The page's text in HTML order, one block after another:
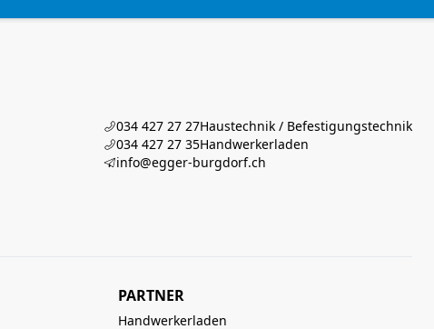
034 427 27 27Haustechnik / Befestigungstechnik
034 427 27 35Handwerkerladen
info@egger-burgdorf.ch
PARTNER
Handwerkerladen